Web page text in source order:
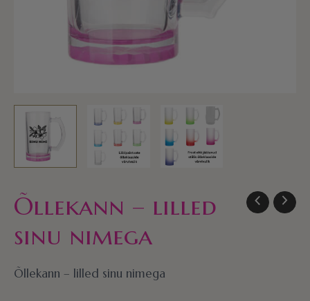
Õllekann – lilled
sinu nimega
Õllekann – lilled sinu nimega